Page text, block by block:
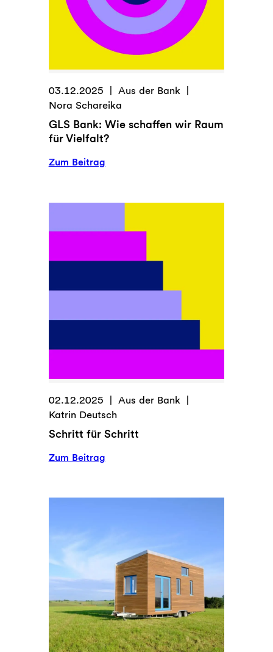
03.12.2025
Aus der Bank
Nora Schareika
GLS Bank: Wie schaffen wir Raum
für Vielfalt?
Zum Beitrag:
Wie
wir
für
02.12.2025
Aus der Bank
Katrin Deutsch
Schritt für Schritt
Zum Beitrag:
Schritt